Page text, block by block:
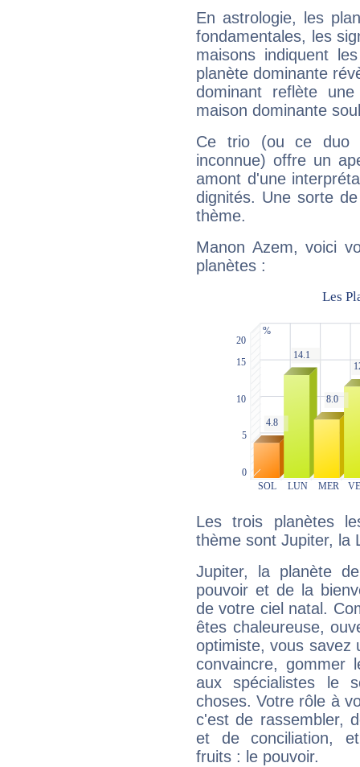
En astrologie, les
fondamentales, les
maisons indiquent
planète dominante
dominant reflète
maison dominante
Ce trio (ou ce duo
inconnue) offre un
amont d'une
dignités. Une sorte
thème.
Manon Azem, voici
planètes :
Les trois planètes
thème sont Jupiter, la
Jupiter, la planète
pouvoir et de la
de votre ciel natal.
êtes chaleureuse,
optimiste, vous savez
convaincre, gommer
aux spécialistes le
choses. Votre rôle à
c'est de rassembler,
et de conciliation,
fruits : le pouvoir.